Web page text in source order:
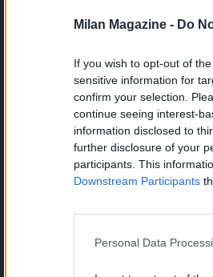
Milan Magazine - Do
If you wish to opt-out of
sensitive information for
confirm your selection.
continue seeing interest-
information disclosed to
further disclosure of your
participants. This
Downstream Participants
Personal Data
08.08
08.08
08.08
c'è
07.08